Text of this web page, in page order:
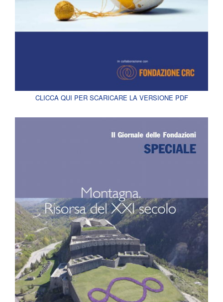
CLICCA QUI PER SCARICARE LA VERSIONE PDF